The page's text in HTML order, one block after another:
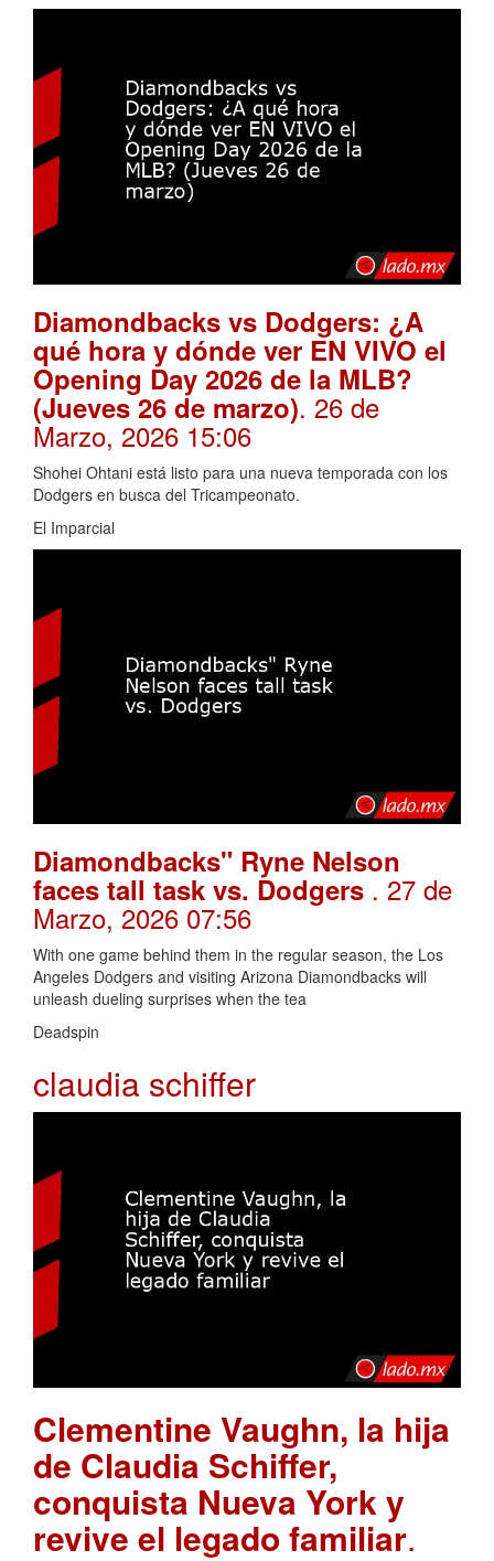
Diamondbacks vs Dodgers: ¿A
qué hora y dónde ver EN VIVO el
Opening Day 2026 de la MLB?
(Jueves 26 de marzo). 26 de
Marzo, 2026 15:06
Shohei Ohtani está listo para una nueva temporada con los
Dodgers en busca del Tricampeonato.
El Imparcial
Diamondbacks" Ryne Nelson
faces tall task vs. Dodgers . 27 de
Marzo, 2026 07:56
With one game behind them in the regular season, the Los
Angeles Dodgers and visiting Arizona Diamondbacks will
unleash dueling surprises when the tea
Deadspin
claudia schiffer
Clementine Vaughn, la hija
de Claudia Schiffer,
conquista Nueva York y
revive el legado familiar.